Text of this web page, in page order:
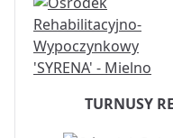
TURNUSY